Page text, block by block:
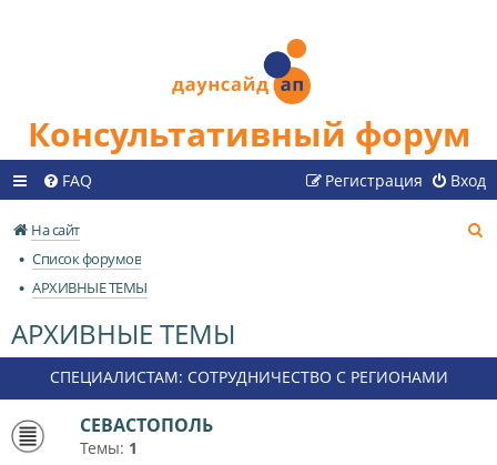
Консультативный форум
FAQ Вход
Регистрация
На сайт
Список форумов
АРХИВНЫЕ ТЕМЫ
АРХИВНЫЕ ТЕМЫ
СПЕЦИАЛИСТАМ: СОТРУДНИЧЕСТВО С РЕГИОНАМИ
СЕВАСТОПОЛЬ
Темы: 1